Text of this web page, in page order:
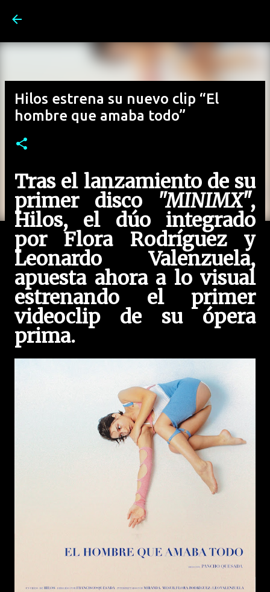
Hilos estrena su nuevo clip “El
hombre que amaba todo”
Tras el lanzamiento de su
primer disco "MINIMX",
Hilos, el dúo integrado
por Flora Rodríguez y
Leonardo Valenzuela,
apuesta ahora a lo visual
estrenando el primer
videoclip de su ópera
prima.